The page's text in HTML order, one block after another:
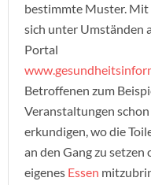
bestimmte Muster. Mit
sich unter Umständen
Portal
Betroffenen zum
Veranstaltungen schon
erkundigen, wo die
an den Gang zu setzen
eigenes Essen